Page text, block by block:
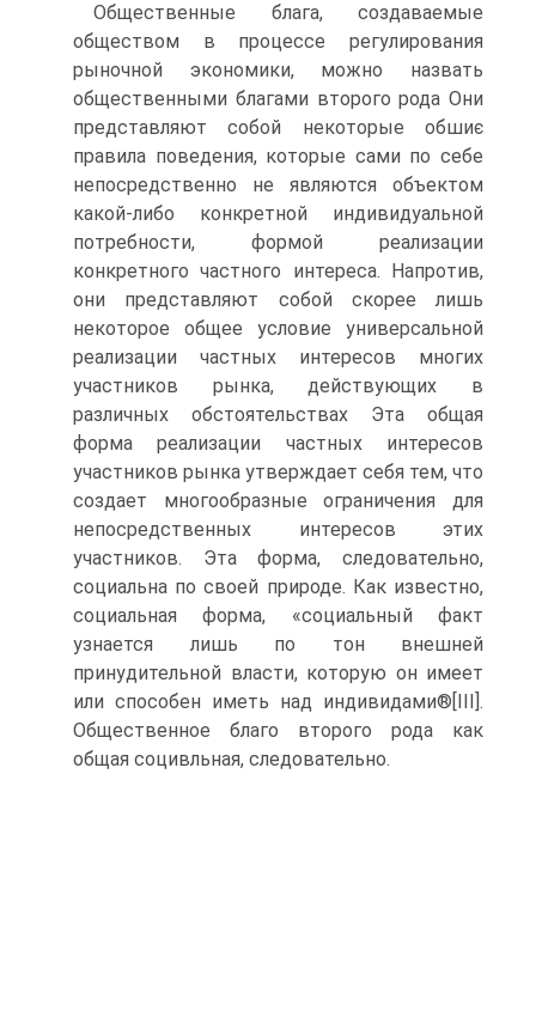
Общественные блага, создаваемые
обществом в процессе регулирования
рыночной экономики, можно назвать
общественными благами второго рода Они
представляют собой некоторые обшиє
правила поведения, которые сами по себе
непосредственно не являются объектом
какой-либо конкретной индивидуальной
потребности, формой реализации
конкретного частного интереса. Напротив,
они представляют собой скорее лишь
некоторое общее условие универсальной
реализации частных интересов многих
участников рынка, действующих в
различных обстоятельствах Эта общая
форма реализации частных интересов
участников рынка утверждает себя тем, что
создает многообразные ограничения для
непосредственных интересов этих
участников. Эта форма, следовательно,
социальна по своей природе. Как известно,
социальная форма, «социальный факт
узнается лишь по тон внешней
принудительной власти, которую он имеет
или способен иметь над индивидами®[III].
Общественное благо второго рода как
общая социвльная, следовательно.